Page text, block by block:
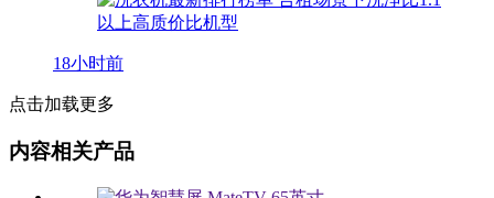
18小时前
点击加载更多
内容相关产品